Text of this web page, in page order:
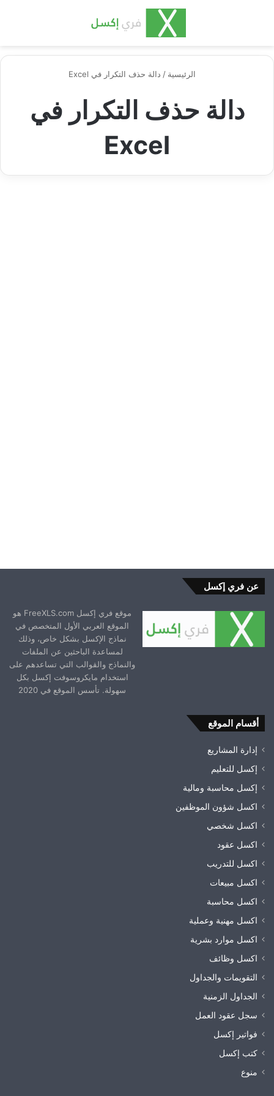
الرئيسية / دالة حذف التكرار في Excel
دالة حذف التكرار في
Excel
عن فري إكسل
موقع فري إكسل FreeXLS.com هو
الموقع العربي الأول المتخصص في
نماذج الإكسل بشكل خاص، وذلك
لمساعدة الباحثين عن الملفات
والنماذج والقوالب التي تساعدهم على
استخدام مايكروسوفت إكسل بكل
سهولة. تأسس الموقع في 2020
أقسام الموقع
إدارة المشاريع
إكسل للتعليم
إكسل محاسبة ومالية
اكسل شؤون الموظفين
اكسل شخصي
اكسل عقود
اكسل للتدريب
اكسل مبيعات
اكسل محاسبة
اكسل مهنية وعملية
اكسل موارد بشرية
اكسل وظائف
التقويمات والجداول
الجداول الزمنية
سجل عقود العمل
فواتير إكسل
كتب إكسل
منوع